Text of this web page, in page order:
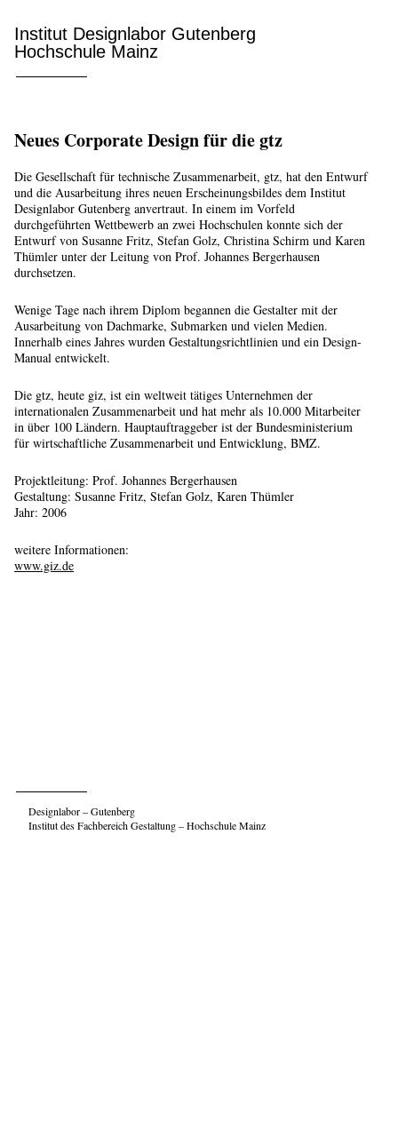
Institut Designlabor Gutenberg
Hochschule Mainz
Neues Corporate Design für die gtz
Die Gesellschaft für technische Zusammenarbeit, gtz, hat den Entwurf
und die Ausarbeitung ihres neuen Erscheinungsbildes dem Institut
Designlabor Gutenberg anvertraut. In einem im Vorfeld
durchgeführten Wettbewerb an zwei Hochschulen konnte sich der
Entwurf von Susanne Fritz, Stefan Golz, Christina Schirm und Karen
Thümler unter der Leitung von Prof. Johannes Bergerhausen
durchsetzen.
Wenige Tage nach ihrem Diplom begannen die Gestalter mit der
Ausarbeitung von Dachmarke, Submarken und vielen Medien.
Innerhalb eines Jahres wurden Gestaltungsrichtlinien und ein Design-
Manual entwickelt.
Die gtz, heute giz, ist ein weltweit tätiges Unternehmen der
internationalen Zusammenarbeit und hat mehr als 10.000 Mitarbeiter
in über 100 Ländern. Hauptauftraggeber ist der Bundesministerium
für wirtschaftliche Zusammenarbeit und Entwicklung, BMZ.
Projektleitung: Prof. Johannes Bergerhausen
Gestaltung: Susanne Fritz, Stefan Golz, Karen Thümler
Jahr: 2006
weitere Informationen:
www.giz.de
Designlabor – Gutenberg
Institut des Fachbereich Gestaltung – Hochschule Mainz